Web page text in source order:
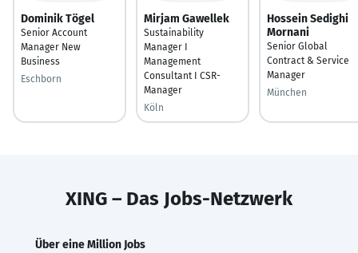
Dominik Tögel
Senior Account
Manager New
Business
Eschborn
Mirjam Gawellek
Sustainability
Manager I
Management
Consultant I CSR-
Manager
Köln
Hossein Sedighi
Mornani
Senior Global
Contract & Service
Manager
München
XING – Das Jobs-Netzwerk
Über eine Million Jobs